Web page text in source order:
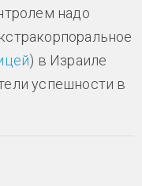
надо
) в Израиле
успешности в